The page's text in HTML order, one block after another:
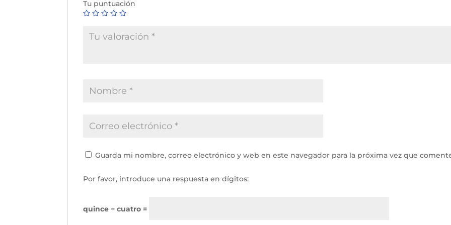
Tu puntuación
Guarda mi nombre, correo electrónico y web en este navegador para la próxima vez que
Por favor, introduce una respuesta en dígitos:
quince − cuatro =